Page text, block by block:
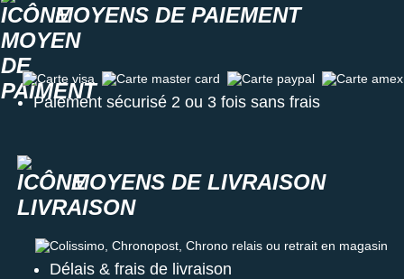
MOYENS DE PAIEMENT
Carte visa Carte master card Carte paypal Carte amex
Paiement sécurisé 2 ou 3 fois sans frais
MOYENS DE LIVRAISON
Colissimo, Chronopost, Chrono relais ou retrait en magasin
Délais & frais de livraison